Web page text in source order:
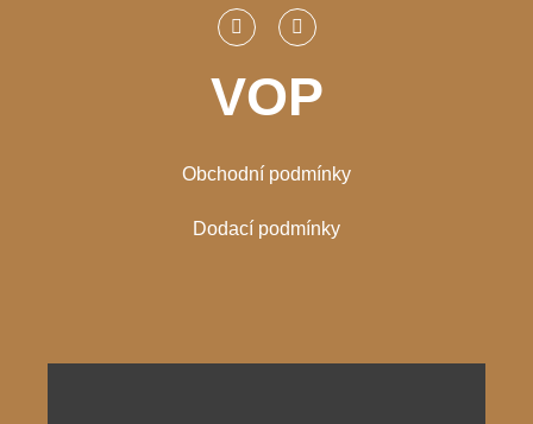
VOP
Obchodní podmínky
Dodací podmínky